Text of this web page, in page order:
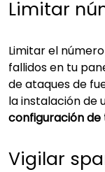
Limitar
Limitar el
fallidos en tu
de ataques de
la instalación de
configuración
Vigilar